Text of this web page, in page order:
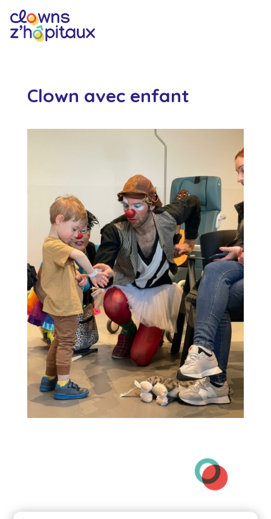
Clown avec enfant